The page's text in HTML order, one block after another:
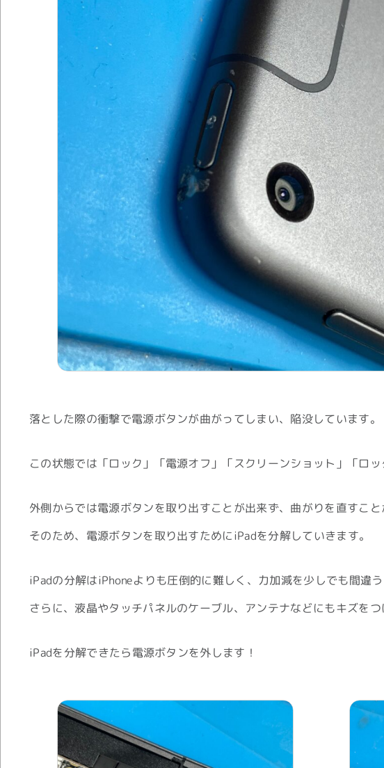
落とした際の衝撃で電源ボタンが曲がってしまい、陥没しています。
この状態では「ロック」「電源オフ」「スクリーンショット」「ロ
外側からでは電源ボタンを取り出すことが出来ず、曲がりを直すこと
そのため、電源ボタンを取り出すためにiPadを分解していきます。
iPadの分解はiPhoneよりも圧倒的に難しく、力加減を少しでも間違
さらに、液晶やタッチパネルのケーブル、アンテナなどにもキズをつ
iPadを分解できたら電源ボタンを外します！